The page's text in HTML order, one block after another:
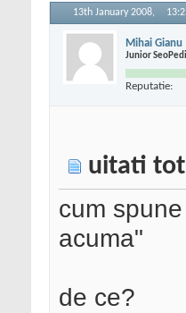
13th January 2008,
Mihai Gianu
Junior
Reputatie:
uitati tot
cum
acuma"
de ce?